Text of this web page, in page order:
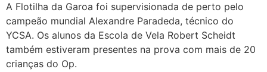
A Flotilha da Garoa foi supervisionada de perto pelo
campeão mundial Alexandre Paradeda, técnico do
YCSA. Os alunos da Escola de Vela Robert Scheidt
também estiveram presentes na prova com mais de 20
crianças do Op.